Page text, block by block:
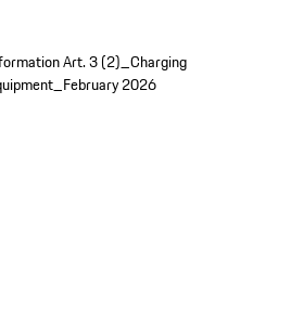
Art. 3 (2)_Charging
2026